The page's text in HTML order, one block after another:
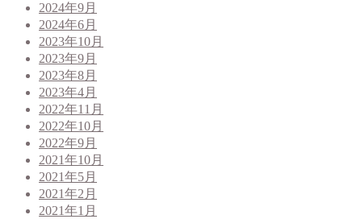
2024年9月
2024年6月
2023年10月
2023年9月
2023年8月
2023年4月
2022年11月
2022年10月
2022年9月
2021年10月
2021年5月
2021年2月
2021年1月